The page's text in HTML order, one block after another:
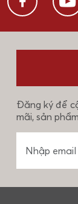
Đăng ký để
mãi, sản